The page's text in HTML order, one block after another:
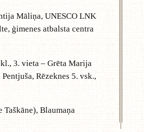
Māliņa, UNESCO LNK
ģimenes atbalsta centra
3. vieta – Grēta Marija
Rēzeknes 5. vsk.,
Blaumaņa